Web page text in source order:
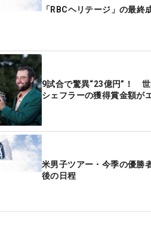
「RBCヘリテージ」の最終
9試合で驚異“23億円”！
シェフラーの獲得賞金額が
米男子ツアー・今季の優勝
後の日程